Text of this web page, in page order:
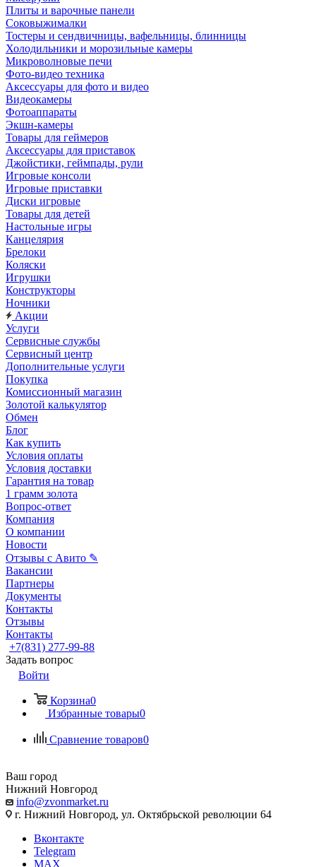
Плиты и варочные панели
Соковыжималки
Тостеры и сендвичницы, вафельницы, блинницы
Холодильники и морозильные камеры
Микроволновые печи
Фото-видео техника
Аксессуары для фото и видео
Видеокамеры
Фотоаппараты
Экшн-камеры
Товары для геймеров
Аксессуары для приставок
Джойстики, геймпады, рули
Игровые консоли
Игровые приставки
Диски игровые
Товары для детей
Настольные игры
Канцелярия
Брелоки
Коляски
Игрушки
Конструкторы
Ночники
Акции
Услуги
Сервисные службы
Сервисный центр
Дополнительные услуги
Покупка
Комиссионный магазин
Золотой калькулятор
Обмен
Блог
Как купить
Условия оплаты
Условия доставки
Гарантия на товар
1 грамм золота
Вопрос-ответ
Компания
О компании
Новости
Отзывы с Авито ✎
Вакансии
Партнеры
Документы
Контакты
Отзывы
Контакты
+7(831) 277-99-88
Задать вопрос
Войти
Корзина0
Избранные товары0
Сравнение товаров0
Ваш город
Нижний Новгород
info@zvonmarket.ru
г. Нижний Новгород, ул. Октябрьской революции 64
Вконтакте
Telegram
MAX